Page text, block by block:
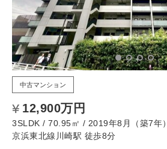
中古マンション
12,900万円
3SLDK / 70.95㎡ / 2019年8月（築7年）
京浜東北線川崎駅 徒歩8分